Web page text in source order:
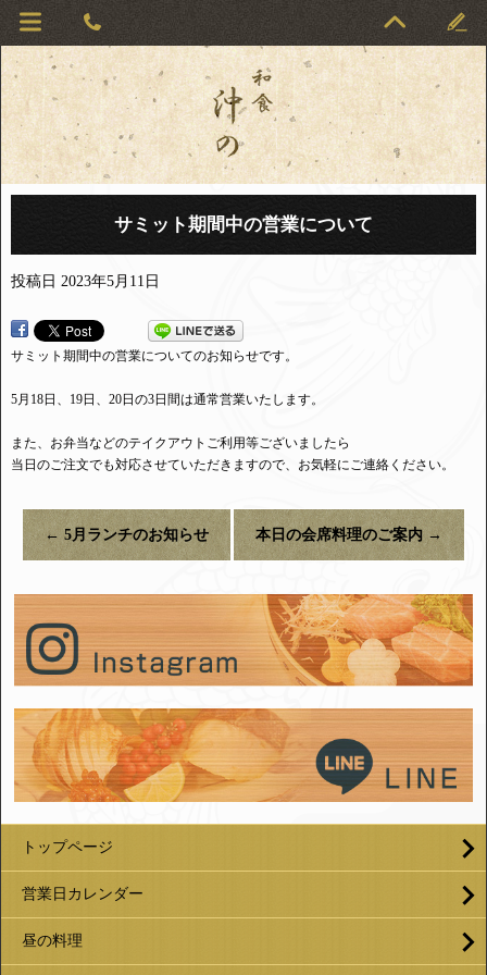
サミット期間中の営業について
投稿日 2023年5月11日
サミット期間中の営業についてのお知らせです。
5月18日、19日、20日の3日間は通常営業いたします。
また、お弁当などのテイクアウトご利用等ございましたら
当日のご注文でも対応させていただきますので、お気軽にご連絡ください。
← 5月ランチのお知らせ 本日の会席料理のご案内 →
トップページ
営業日カレンダー
昼の料理